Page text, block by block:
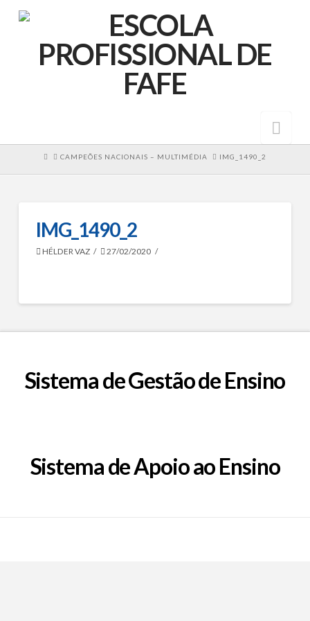
HOME
CAMPEÕES NACIONAIS – MULTIMÉDIA IMG_1490_2
IMG_1490_2
HÉLDER VAZ 27/02/2020
Sistema de Gestão de Ensino
Sistema de Apoio ao Ensino